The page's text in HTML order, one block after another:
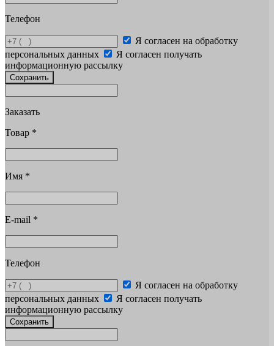
Телефон
Я согласен на обработку
персональных данных
Я согласен получать
информационную рассылку
Сохранить
Заказать
Товар *
Имя *
E-mail *
Телефон
Я согласен на обработку
персональных данных
Я согласен получать
информационную рассылку
Сохранить